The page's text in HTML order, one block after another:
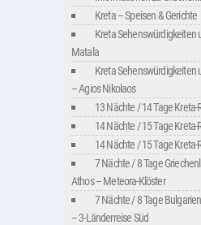
Kreta – Speisen & Gerichte
Kreta Sehenswürdigkeiten
Matala
Kreta Sehenswürdigkeiten
– Agios Nikolaos
13 Nächte / 14 Tage Kreta-
14 Nächte / 15 Tage
14 Nächte / 15 Tage
7 Nächte / 8 Tage
Athos – Meteora-Klöster
7 Nächte / 8 Tage
– 3-Länderreise Süd